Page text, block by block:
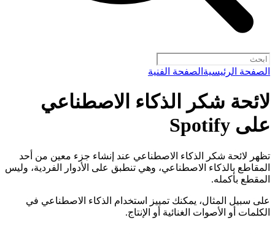
الصفحة الرئيسية الصفحة الفنية
لائحة شكر الذكاء الاصطناعي
على Spotify
تظهر لائحة شكر الذكاء الاصطناعي عند إنشاء جزء معين من أحد
المقاطع بالذكاء الاصطناعي، وهي تنطبق على الأدوار الفردية، وليس
المقطع بأكمله.
على سبيل المثال، يمكنك تمييز استخدام الذكاء الاصطناعي في
الكلمات أو الأصوات الغنائية أو الإنتاج.